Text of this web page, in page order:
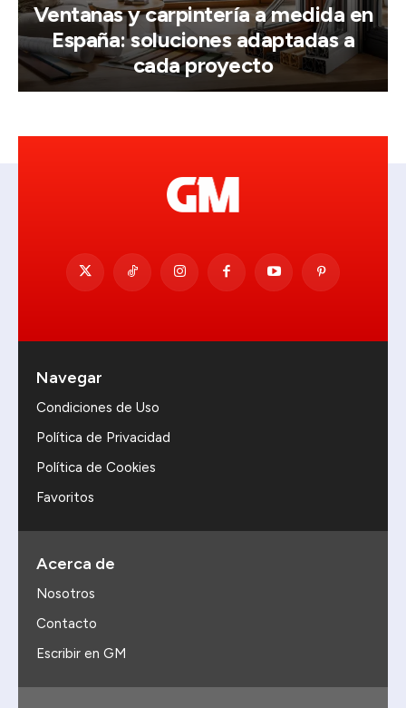
Ventanas y carpintería a medida en
España: soluciones adaptadas a
cada proyecto
Navegar
Condiciones de Uso
Política de Privacidad
Política de Cookies
Favoritos
Acerca de
Nosotros
Contacto
Escribir en GM